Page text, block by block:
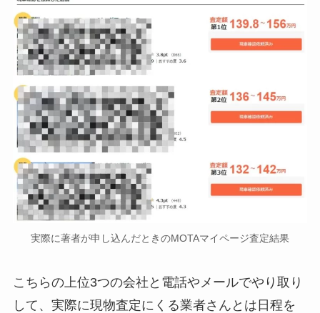
実際に著者が申し込んだときのMOTAマイページ査定結果
こちらの上位3つの会社と電話やメールでやり取り
して、実際に現物査定にくる業者さんとは日程を